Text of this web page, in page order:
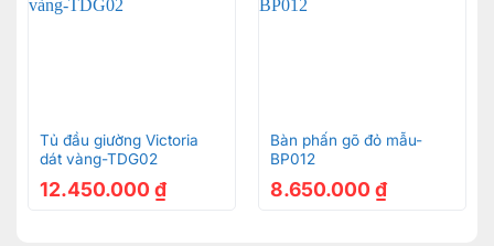
Tủ đầu giường Victoria
dát vàng-TDG02
12.450.000 ₫
Bàn phấn gõ đỏ mẫu-
BP012
8.650.000 ₫